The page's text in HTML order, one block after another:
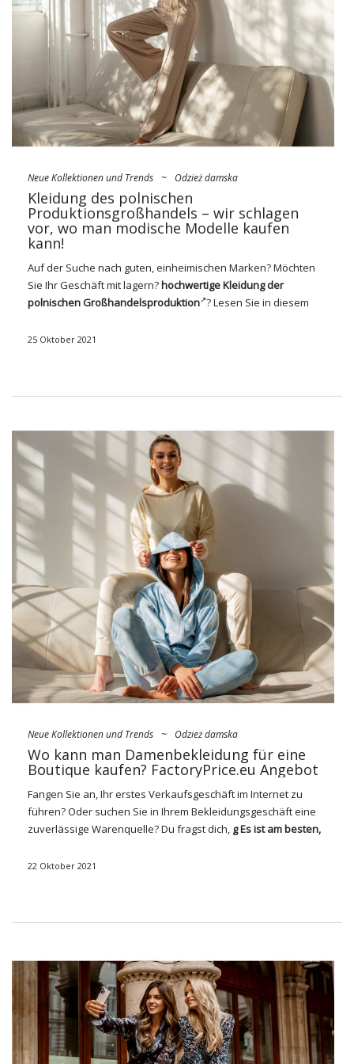
Obwohl nicht alle Kleidungsstücke im Vergleich zu den
Marktpreisen am günstigsten sind, sind sie sicherlich
vorteilhafter als bei direkter Lieferung von Herstellern oder
mit sogenanntem Dropshipping. Oft bieten Großhändler auch
Neue Kollektionen und Trends ~ Odzież damska
Kleidung des polnischen
Produktionsgroßhandels – wir schlagen
vor, wo man modische Modelle kaufen
kann!
Auf der Suche nach guten, einheimischen Marken? Möchten
Sie Ihr Geschäft mit lagern?hochwertige Kleidung der
polnischen Großhandelsproduktion ? Lesen Sie in diesem
FactoryPrice.eu
Warum Kleidung der polnischen
Großhandelsproduktion kaufen?
Investition inKleidung der polnischen Großhandelsproduktion
ist eine hervorragende Option, wenn Sie auf Folgendes
wetten möchten:
hohe Qualität
Normalerweise
billige Kleidung polnische
GroßhandelsproduktionEs wird von kleinen Unternehmen
oder sogar Einzelpersonen genäht, die mehr Zeit in ihr
Geschäft investieren als …
25 Oktober 2021
Neue Kollektionen und Trends ~ Odzież damska
Wo kann man Damenbekleidung für eine
Boutique kaufen? FactoryPrice.eu Angebot
Fangen Sie an, Ihr erstes Verkaufsgeschäft im Internet zu
führen? Oder suchen Sie in Ihrem Bekleidungsgeschäft eine
zuverlässige Warenquelle? Du fragst dich, gEs ist am besten,
heutigen Beitrag erfahren Sie, wie Sie nach guten
eine Boutique kaufen? Praktische
Tipps für Verkäufer
Die Wahl der richtigen Art der Versorgung Ihres Geschäfts ist
nicht immer einfach. Das,wo man modische
Damenbekleidung für eine Boutique kauftHängt von
22 Oktober 2021